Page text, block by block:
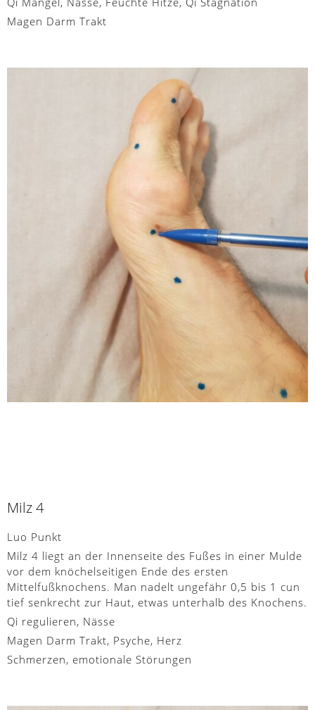
Magen Darm Trakt
Milz 4
Luo Punkt
Milz 4 liegt an der Innenseite des Fußes in einer Mulde
vor dem knöchelseitigen Ende des ersten
Mittelfußknochens. Man nadelt ungefähr 0,5 bis 1 cun
tief senkrecht zur Haut, etwas unterhalb des Knochens.
Qi regulieren, Nässe
Magen Darm Trakt, Psyche, Herz
Schmerzen, emotionale Störungen